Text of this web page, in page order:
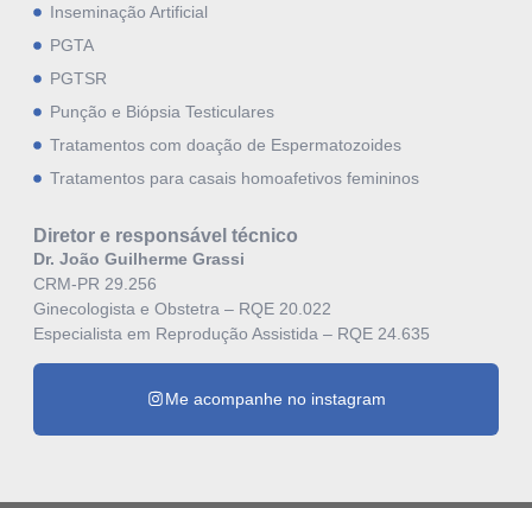
Inseminação Artificial
PGTA
PGTSR
Punção e Biópsia Testiculares
Tratamentos com doação de Espermatozoides
Tratamentos para casais homoafetivos femininos
Diretor e responsável técnico
Dr. João Guilherme Grassi
CRM-PR 29.256
Ginecologista e Obstetra – RQE 20.022
Especialista em Reprodução Assistida – RQE 24.635
Me acompanhe no instagram